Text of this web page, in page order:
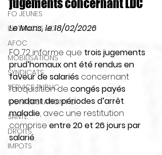
FO JEUNES
INSTANCES UD
AFOC
MOBILISATIONS
SYNDICATS
SERVICE PUBLIC
CONFEDERATION FO
SANTE
DROITS
IMPOTS
jugements concernant LDC
Le Mans, le 18/02/2026
FO 72 informe que trois jugements
prud’homaux ont été rendus en
faveur de salariés concernant
l’acquisition de congés payés
pendant des périodes d’arrêt
maladie, avec une restitution
comprise entre 20 et 26 jours par
salarié.